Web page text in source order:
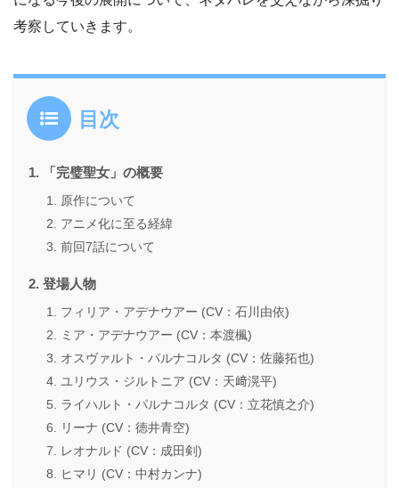
考察していきます。
目次
「完璧聖女」の概要
原作について
アニメ化に至る経緯
前回7話について
登場人物
フィリア・アデナウアー (CV：石川由依)
ミア・アデナウアー (CV：本渡楓)
オスヴァルト・パルナコルタ (CV：佐藤拓也)
ユリウス・ジルトニア (CV：天﨑滉平)
ライハルト・パルナコルタ (CV：立花慎之介)
リーナ (CV：徳井青空)
レオナルド (CV：成田剣)
ヒマリ (CV：中村カンナ)